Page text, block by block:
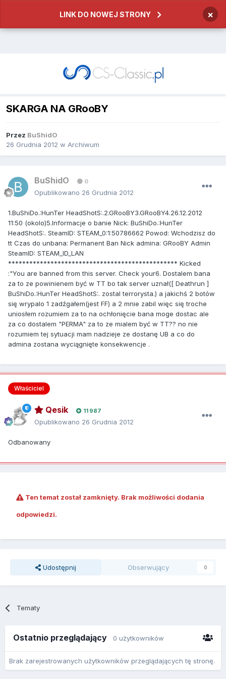
LINK DO NOWEJ STRONY ×
SKARGA NA GRooBY
Przez BuShidO
26 Grudnia 2012 w Archiwum
BuShidO 0
Opublikowano 26 Grudnia 2012
1.BuShiDo.:HunTer HeadShotS:.2.GRooBY3.GRooBY4.26.12.2012
11:50 (okolo)5.Informacje o banie Nick: BuShiDo.:HunTer
HeadShotS:. SteamID: STEAM_0:1:50786662 Powod: Wchodzisz do
tt Czas do unbana: Permanent Ban Nick admina: GRooBY Admin
SteamID: STEAM_ID_LAN
************************************************ Kicked
:"You are banned from this server. Check your6. Dostalem bana
za to ze powinienem być w TT bo tak server uznał([ Deathrun ]
BuShiDo.:HunTer HeadShotS:. zostal terrorysta.) a jakichś 2 botów
się wrypalo 1 zadźgałem(jest FF) a 2 mnie zabil więc się troche
uniosłem rozumiem za to na ochłonięcie bana moge dostac ale
za co dostalem "PERMA" za to ze mialem być w TT?? no nie
rozumiem tej sytuacji mam nadzieje ze dostanę UB a co do
admina zostana wyciągnięte konsekwencje .
Właściciel
Qesik 11 987
Opublikowano 26 Grudnia 2012
Odbanowany
Ten temat został zamknięty. Brak możliwości dodania
odpowiedzi.
Udostępnij Obserwujący 0
Tematy
Ostatnio przeglądający 0 użytkowników
Brak zarejestrowanych użytkowników przeglądających tę stronę.